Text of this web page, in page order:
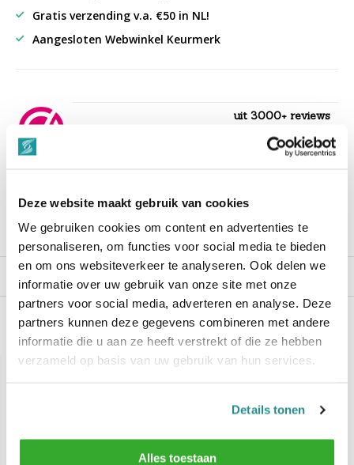
Deze website maakt gebruik van cookies
We gebruiken cookies om content en advertenties te
personaliseren, om functies voor social media te bieden
en om ons websiteverkeer te analyseren. Ook delen we
informatie over uw gebruik van onze site met onze
partners voor social media, adverteren en analyse. Deze
partners kunnen deze gegevens combineren met andere
informatie die u aan ze heeft verstrekt of die ze hebben
verzameld op basis van uw gebruik van hun services.
Details tonen
Alles toestaan
Gratis verzending v.a. €50 in NL!
Aangesloten Webwinkel Keurmerk
uit 3000+ reviews
Productomschrijving
Recent bekeken